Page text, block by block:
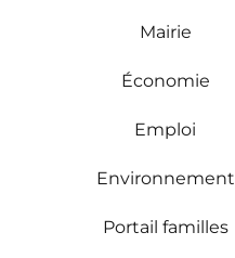
Mairie
Économie
Emploi
Environnement
Portail familles